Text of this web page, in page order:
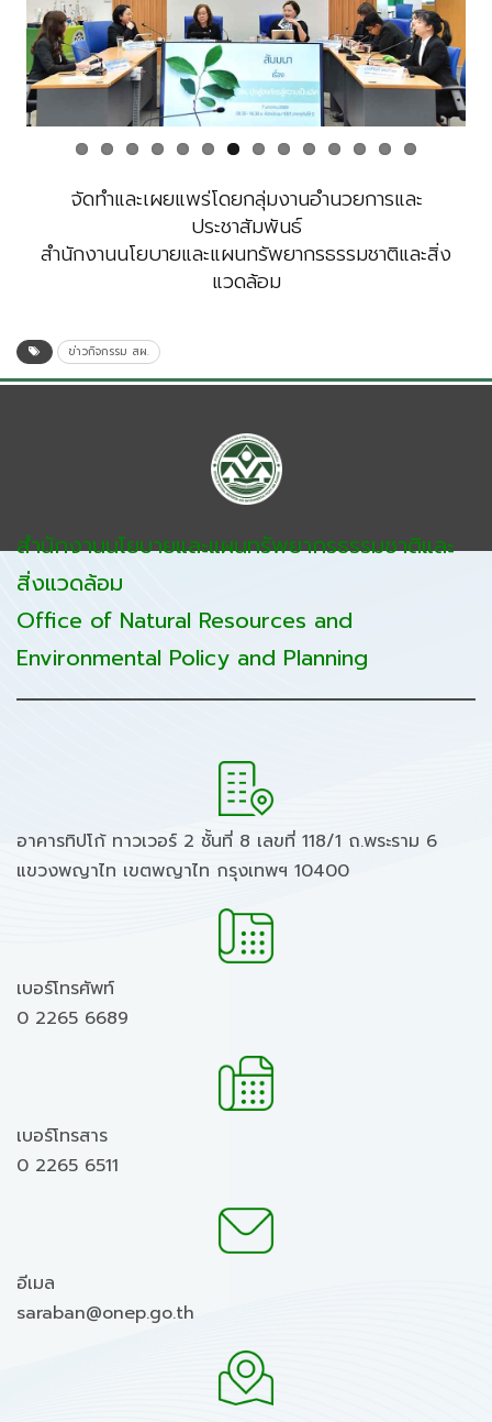
Previous Next
จัดทำและเผยแพร่โดยกลุ่มงานอำนวยการและ
ประชาสัมพันธ์
สำนักงานนโยบายและแผนทรัพยากรธรรมชาติและสิ่ง
แวดล้อม
ข่าวกิจกรรม สผ.
สำนักงานนโยบายและแผนทรัพยากรธรรมชาติและ
สิ่งแวดล้อม
Office of Natural Resources and
Environmental Policy and Planning
อาคารทิปโก้ ทาวเวอร์ 2 ชั้นที่ 8 เลขที่ 118/1 ถ.พระราม 6
แขวงพญาไท เขตพญาไท กรุงเทพฯ 10400
เบอร์โทรศัพท์
0 2265 6689
เบอร์โทรสาร
0 2265 6511
อีเมล
saraban@onep.go.th